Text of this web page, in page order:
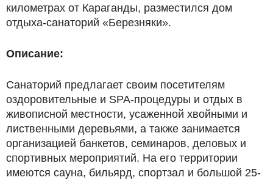
километрах от Караганды, разместился дом
отдыха­-санаторий «Березняки».
Описание:
Санаторий предлагает своим посетителям
оздоровительные и SPA­-процедуры и отдых в
живописной местности, усаженной хвойными и
лиственными деревьями, а также занимается
организацией банкетов, семинаров, деловых и
спортивных мероприятий. На его территории
имеются сауна, бильярд, спортзал и большой 25­